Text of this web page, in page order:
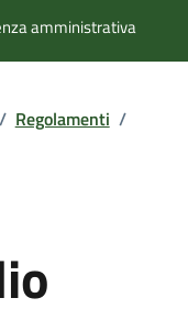
amministrativa
/ Regolamenti /